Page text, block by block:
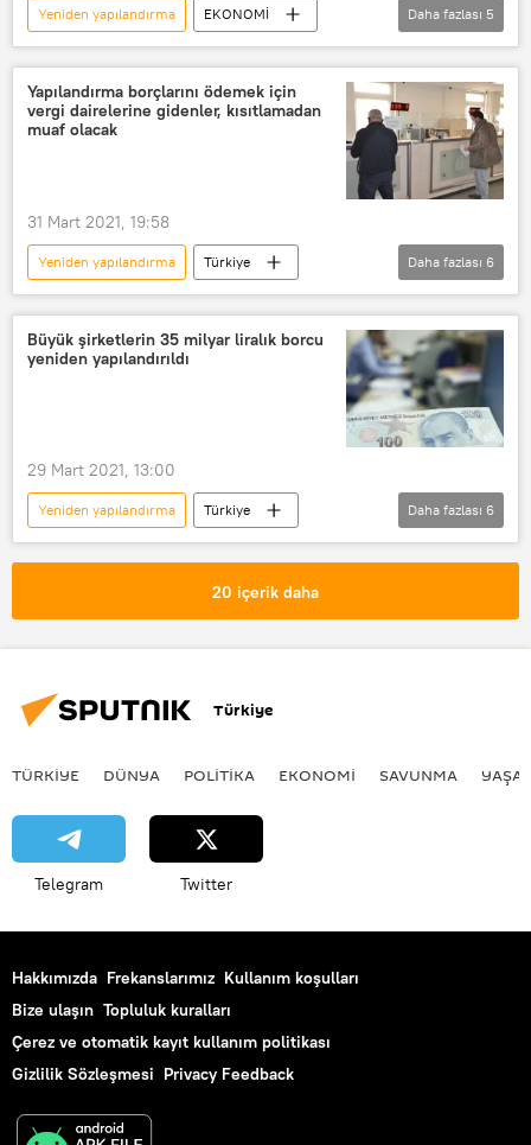
Yeniden yapılandırma
EKONOMİ
Haberler
Vergi cezası
KYK
Resmi Gazete
Borç yapılandırma
Daha fazlası 5
Yapılandırma borçlarını ödemek için
vergi dairelerine gidenler, kısıtlamadan
muaf olacak
31 Mart 2021, 19:58
Yeniden yapılandırma
Türkiye
DÜNYA
Haberler
yapılandırma
Vergi Dairesi
İçişleri Bakanlığı
Daha fazlası 6
Büyük şirketlerin 35 milyar liralık borcu
yeniden yapılandırıldı
29 Mart 2021, 13:00
Yeniden yapılandırma
Türkiye
DÜNYA
Haberler
EKONOMİ
yapılandırma
Daha fazlası 6
20 içerik daha
Türkiye
TÜRKIYE DÜNYA POLİTİKA EKONOMİ SAVUNMA
Telegram Twitter
Hakkımızda Frekanslarımız Kullanım koşulları
Bize ulaşın Topluluk kuralları
Çerez ve otomatik kayıt kullanım politikası
Gizlilik Sözleşmesi Privacy Feedback